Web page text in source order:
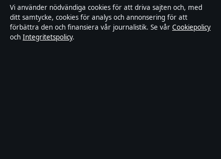
Om Tekniksektorn i korthet
Tekniksektorn är en oberoende svensk digital
nyhetssajt med fokus på film, tv, kultur och
Vi använder nödvändiga cookies för att driva sajten och, med
ditt samtycke, cookies för analys och annonsering för att
förbättra den och finansiera vår journalistik. Se vår Cookiepolicy
och Integritetspolicy.